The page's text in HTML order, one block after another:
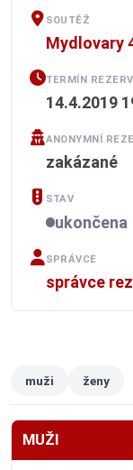
SOUTĚŽ
Mydlovary
TERMÍN
14.4.2019
ANONYMNÍ
zakázané
STAV
ukončena
SPRÁVCE
správce
muži ženy
MUŽI